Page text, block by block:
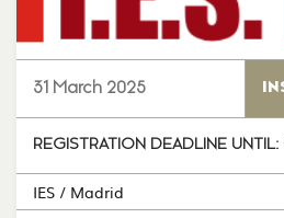
31 March 2025
REGISTRATION DEADLINE UNTIL:
IES / Madrid